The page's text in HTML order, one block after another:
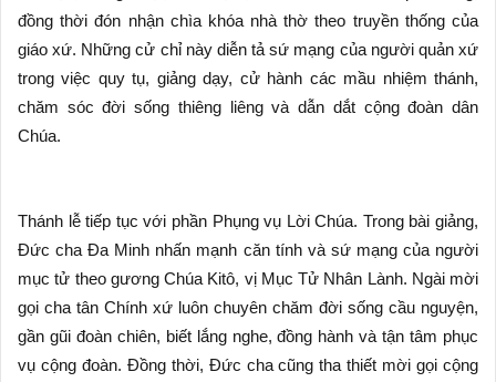
đồng thời đón nhận chìa khóa nhà thờ theo truyền thống của
giáo xứ. Những cử chỉ này diễn tả sứ mạng của người quản xứ
trong việc quy tụ, giảng dạy, cử hành các mầu nhiệm thánh,
chăm sóc đời sống thiêng liêng và dẫn dắt cộng đoàn dân
Chúa.
Thánh lễ tiếp tục với phần Phụng vụ Lời Chúa. Trong bài giảng,
Đức cha Đa Minh nhấn mạnh căn tính và sứ mạng của người
mục tử theo gương Chúa Kitô, vị Mục Tử Nhân Lành. Ngài mời
gọi cha tân Chính xứ luôn chuyên chăm đời sống cầu nguyện,
gần gũi đoàn chiên, biết lắng nghe, đồng hành và tận tâm phục
vụ cộng đoàn. Đồng thời, Đức cha cũng tha thiết mời gọi cộng